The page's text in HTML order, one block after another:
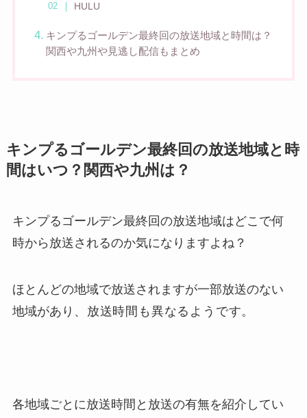
HULU
キンプるゴールデン最終回の放送地域と時間は？
関西や九州や見逃し配信もまとめ
キンプるゴールデン最終回の放送地域と時
間はいつ？関西や九州は？
キンプるゴールデン最終回の放送地域はどこで何
時から放送されるのか気になりますよね？
ほとんどの地域で放送されますが一部放送のない
地域があり 、放送時間も異なるようです。
各地域ごとに放送時間と放送の有無を紹介してい